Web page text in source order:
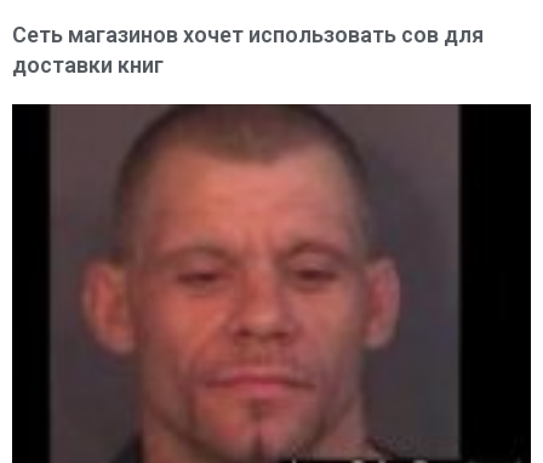
Сеть магазинов хочет использовать сов для
доставки книг